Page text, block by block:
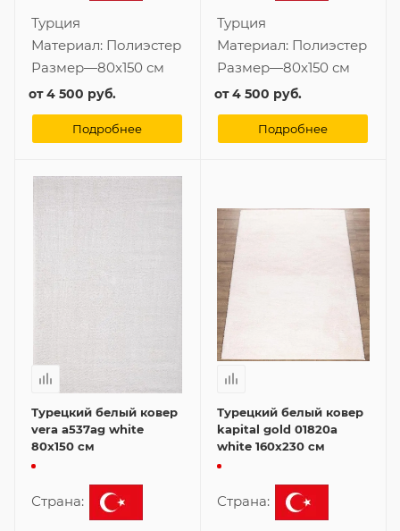
Турция
Материал: Полиэстер
Размер—80x150 см
от4 500 руб.
Подробнее
Турция
Материал: Полиэстер
Размер—80x150 см
от4 500 руб.
Подробнее
Турецкий белый ковер
vera a537ag white
80x150 см
Страна:
Турецкий белый ковер
kapital gold 01820a
white 160x230 см
Страна: